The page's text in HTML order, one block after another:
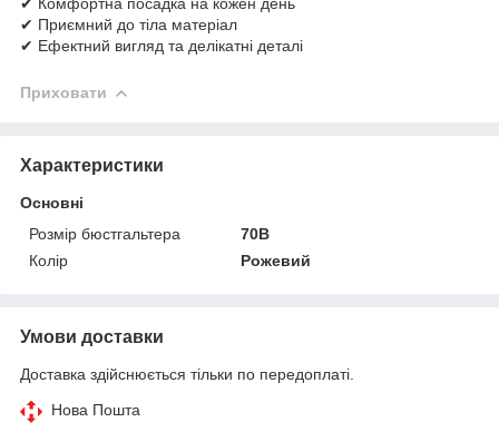
✔ Приємний до тіла матеріал
✔ Ефектний вигляд та делікатні деталі
Приховати
Характеристики
Основні
Розмір бюстгальтера
70B
Колір
Рожевий
Умови доставки
Доставка здійснюється тільки по передоплаті.
Нова Пошта